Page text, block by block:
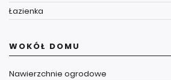
Łazienka
WOKÓŁ DOMU
Nawierzchnie ogrodowe